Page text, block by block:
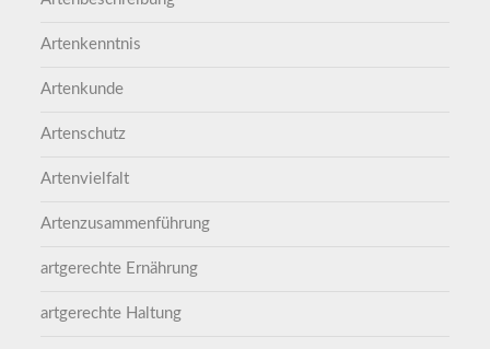
Artenkenntnis
Artenkunde
Artenschutz
Artenvielfalt
Artenzusammenführung
artgerechte Ernährung
artgerechte Haltung